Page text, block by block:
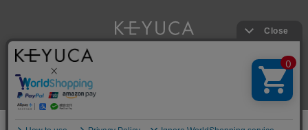
Copyright © KAWAJUN Co., Ltd. All Rights Reserved.